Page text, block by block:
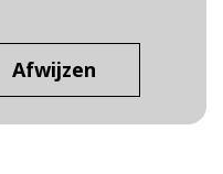
Afwijzen
Rotterdam-